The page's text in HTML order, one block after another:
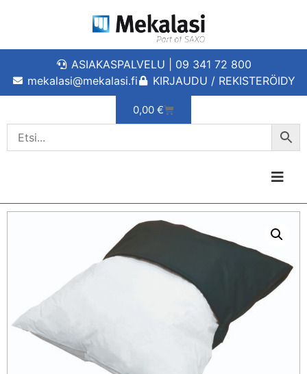
ASIAKASPALVELU | 09 341 72 800
mekalasi@mekalasi.fi
KIRJAUDU / REKISTERÖIDY
0,00 €